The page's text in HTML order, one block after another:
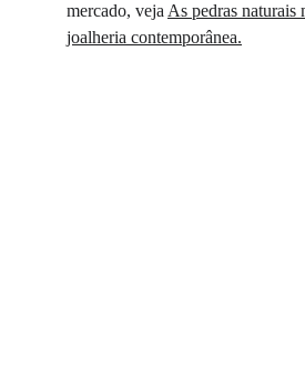
mercado, veja As pedras naturais
joalheria contemporânea.